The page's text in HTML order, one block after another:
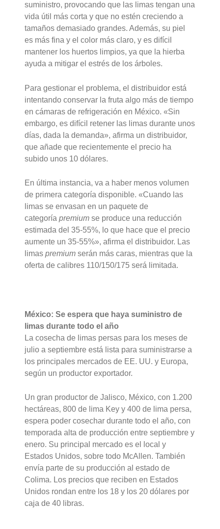
suministro, provocando que las limas tengan una
vida útil más corta y que no estén creciendo a
tamaños demasiado grandes. Además, su piel
es más fina y el color más claro, y es difícil
mantener los huertos limpios, ya que la hierba
ayuda a mitigar el estrés de los árboles.
Para gestionar el problema, el distribuidor está
intentando conservar la fruta algo más de tiempo
en cámaras de refrigeración en México. «Sin
embargo, es difícil retener las limas durante unos
días, dada la demanda», afirma un distribuidor,
que añade que recientemente el precio ha
subido unos 10 dólares.
En última instancia, va a haber menos volumen
de primera categoría disponible. «Cuando las
limas se envasan en un paquete de
categoríapremium se produce una reducción
estimada del 35-55%, lo que hace que el precio
aumente un 35-55%», afirma el distribuidor. Las
limaspremium serán más caras, mientras que la
oferta de calibres 110/150/175 será limitada.
México: Se espera que haya suministro de
limas durante todo el año
La cosecha de limas persas para los meses de
julio a septiembre está lista para suministrarse a
los principales mercados de EE. UU. y Europa,
según un productor exportador.
Un gran productor de Jalisco, México, con 1.200
hectáreas, 800 de lima Key y 400 de lima persa,
espera poder cosechar durante todo el año, con
temporada alta de producción entre septiembre y
enero. Su principal mercado es el local y
Estados Unidos, sobre todo McAllen. También
envía parte de su producción al estado de
Colima. Los precios que reciben en Estados
Unidos rondan entre los 18 y los 20 dólares por
caja de 40 libras.